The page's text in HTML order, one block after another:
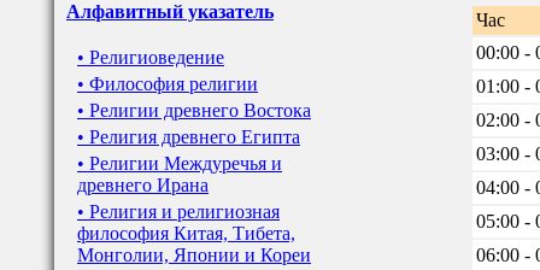
Алфавитный указатель
• Религиоведение
• Философия религии
• Религии древнего Востока
• Религия древнего Египта
• Религии Междуречья и
древнего Ирана
• Религия и религиозная
философия Китая, Тибета,
Монголии, Японии и Кореи
Час
00:00 -
01:00 -
02:00 -
03:00 -
04:00 -
05:00 -
06:00 -